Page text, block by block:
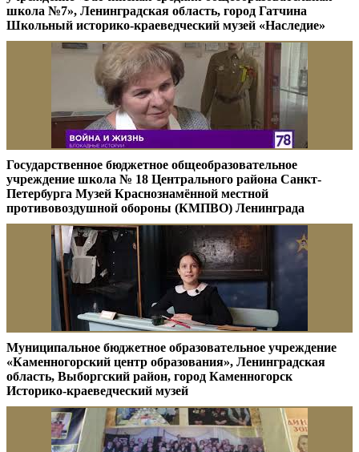
школа №7», Ленинградская область, город Гатчина
Школьный историко-краеведческий музей «Наследие»
Государственное бюджетное общеобразовательное
учреждение школа № 18 Центрального района Санкт-
Петербурга Музей Краснознамённой местной
противовоздушной обороны (КМПВО) Ленинграда
Муниципальное бюджетное образовательное учреждение
«Каменногорский центр образования», Ленинградская
область, Выборгский район, город Каменногорск
Историко-краеведческий музей